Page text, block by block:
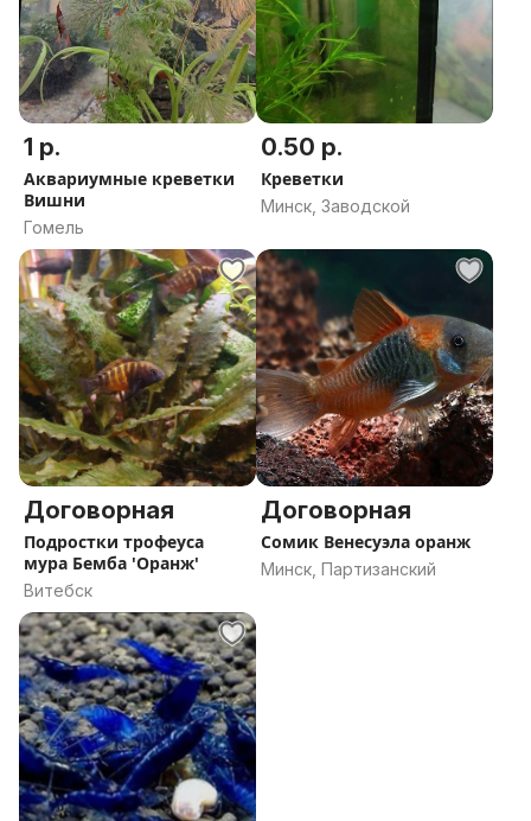
1 р.
Аквариумные креветки
Вишни
Гомель
0.50 р.
Креветки
Минск, Заводской
Договорная
Подростки трофеуса
мура Бемба 'Оранж'
Витебск
Договорная
Сомик Венесуэла оранж
Минск, Партизанский